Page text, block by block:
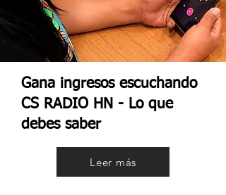
Gana ingresos escuchando
CS RADIO HN - Lo que
debes saber
Leer más